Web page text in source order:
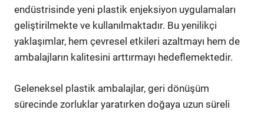
endüstrisinde yeni plastik enjeksiyon uygulamaları
geliştirilmekte ve kullanılmaktadır. Bu yenilikçi
yaklaşımlar, hem çevresel etkileri azaltmayı hem de
ambalajların kalitesini arttırmayı hedeflemektedir.
Geleneksel plastik ambalajlar, geri dönüşüm
sürecinde zorluklar yaratırken doğaya uzun süreli